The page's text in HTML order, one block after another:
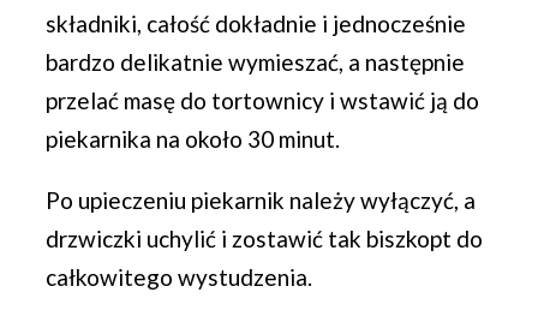
składniki, całość dokładnie i jednocześnie
bardzo delikatnie wymieszać, a następnie
przelać masę do tortownicy i wstawić ją do
piekarnika na około 30 minut.
Po upieczeniu piekarnik należy wyłączyć, a
drzwiczki uchylić i zostawić tak biszkopt do
całkowitego wystudzenia.